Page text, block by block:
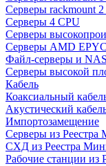
Серверы rackmount
Серверы 4 CPU
Серверы
Серверы AMD
Файл-серверы и NAS
Серверы высокой
Кабель
Коаксиальный
Акустический
Импортозамещение
Серверы из Реестра
СХД из Реестра
Рабочие станции из